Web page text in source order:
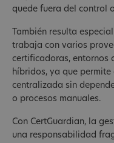
quede fuera del control
También resulta
trabaja con varios
certificadoras, entornos
híbridos, ya que
centralizada sin
o procesos manuales.
Con CertGuardian, la
una responsabilidad